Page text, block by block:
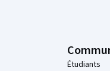
Étudiants